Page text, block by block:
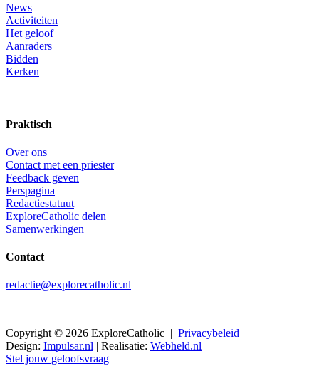
News
Activiteiten
Het geloof
Aanraders
Bidden
Kerken
Praktisch
Over ons
Contact met een priester
Feedback geven
Perspagina
Redactiestatuut
ExploreCatholic delen
Samenwerkingen
Contact
redactie@explorecatholic.nl
Copyright © 2026 ExploreCatholic | Privacybeleid
Design: Impulsar.nl | Realisatie: Webheld.nl
Stel jouw geloofsvraag